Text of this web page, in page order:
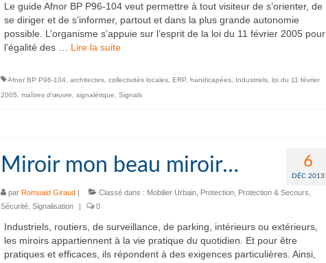
Le guide Afnor BP P96-104 veut permettre à tout visiteur de s’orienter, de
se diriger et de s’informer, partout et dans la plus grande autonomie
possible. L’organisme s’appuie sur l’esprit de la loi du 11 février 2005 pour
l’égalité des … Lire la suite­­
Afnor BP P96-104, architectes, collectivités locales, ERP, handicapées, Industriels, loi du 11 février
2005
maîtres d’œuvre signalétique Signals
6
DÉC 2013
Miroir mon beau miroir…
par Romuald Giraud| Classé dans : Mobilier Urbain, Protection, Protection & Secours
Sécurité, Signalisation | 0
Industriels, routiers, de surveillance, de parking, intérieurs ou extérieurs,
les miroirs appartiennent à la vie pratique du quotidien. Et pour être
pratiques et efficaces, ils répondent à des exigences particulières. Ainsi,